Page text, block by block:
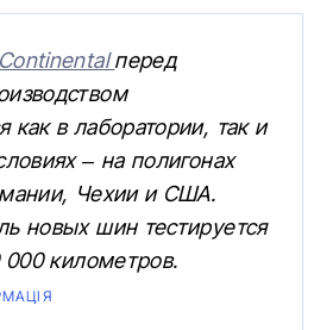
перед
как в лаборатории, так и
– на полигонах
Чехии и США.
новых шин тестируется
000 километров.